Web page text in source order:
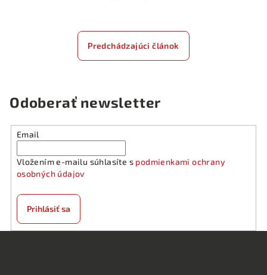
Predchádzajúci článok
Odoberať newsletter
Email
Vložením e-mailu súhlasíte s podmienkami ochrany
osobných údajov
Prihlásiť sa